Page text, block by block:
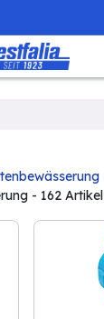
- 162 Artikel